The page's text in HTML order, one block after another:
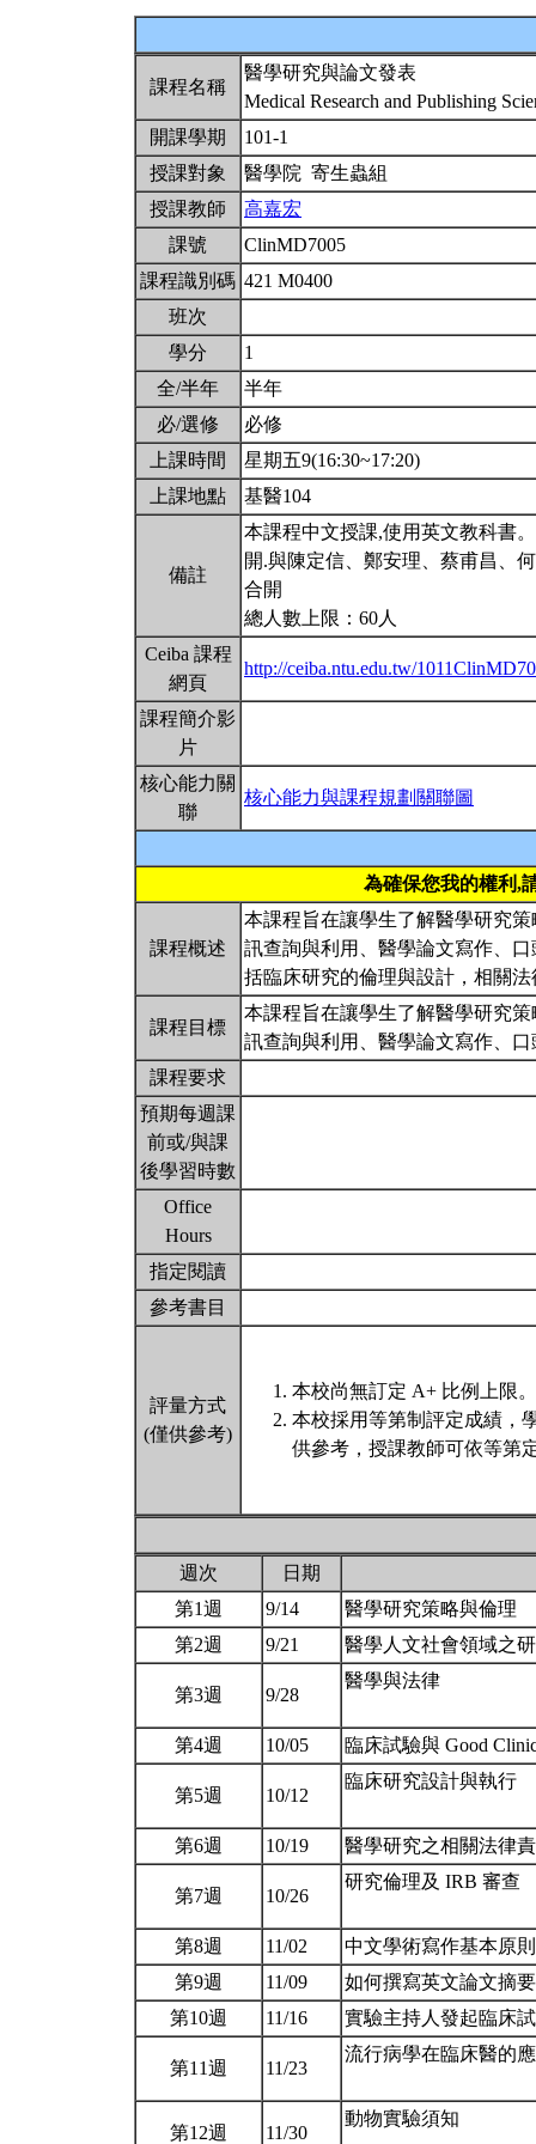
課程名稱
醫學研究與論文發表
Medical Research and Publishing
開課學期
101-1
授課對象
醫學院 寄生蟲組
授課教師
高嘉宏
課號
ClinMD7005
課程識別碼 421 M0400
班次
學分
1
全/半年
半年
必/選修
必修
上課時間
星期五9(16:30~17:20)
上課地點
基醫104
備註
本課程中文授課,使用英文教科書
開.與陳定信、鄭安理、蔡甫昌、
合開
總人數上限：60人
Ceiba 課程
網頁
http://ceiba.ntu.edu.tw/
課程簡介影
片
核心能力關
聯
核心能力與課程規劃關聯圖
為確保您我的權利,
課程概述
本課程旨在讓學生了解醫學研究
訊查詢與利用、醫學論文寫作、
括臨床研究的倫理與設計，相關
課程目標
本課程旨在讓學生了解醫學研究
訊查詢與利用、醫學論文寫作、
課程要求
預期每週課
前或/與課
後學習時數
Office
Hours
指定閱讀
參考書目
評量方式
(僅供參考)
本校尚無訂定 A+ 比例上限。
本校採用等第制評定成績，
供參考，授課教師可依等第
週次
日期
第1週
9/14
醫學研究策略與倫理
第2週
9/21 醫學人文社會領域之
第3週 9/28
醫學與法律
第4週 10/05 臨床試驗與 Good
第5週 10/12
臨床研究設計與執行
第6週 10/19 醫學研究之相關法律
第7週 10/26
研究倫理及 IRB 審查
第8週 11/02
中文學術寫作基本原
第9週
11/09
如何撰寫英文論文摘
第10週
11/16 實驗主持人發起臨床
第11週 11/23
流行病學在臨床醫的
第12週 11/30
動物實驗須知